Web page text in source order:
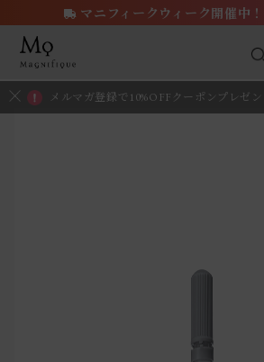
メルマガ登録で10%OFFクーポンプレゼン
マニフィークウィーク開催中